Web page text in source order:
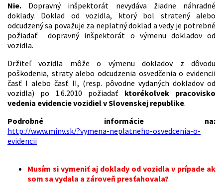
Nie. Dopravný inšpektorát nevydáva žiadne náhradné
doklady. Doklad od vozidla, ktorý bol stratený alebo
odcudzený sa považuje za neplatný doklad a vedy je potrebné
požiadať dopravný inšpektorát o výmenu dokladov od
vozidla.
Držiteľ vozidla môže o výmenu dokladov z dôvodu
poškodenia, straty alebo odcudzenia osvedčenia o evidencii
časť I alebo časť II, (resp. pôvodne vydaných dokladov od
vozidla) po 1.6.2010 požiadať ktorékoľvek pracovisko
vedenia evidencie vozidiel v Slovenskej republike.
Podrobné informácie na:
http://www.minv.sk/?vymena-neplatneho-osvedcenia-o-
evidencii
Musím si vymeniť aj doklady od vozidla v prípade ak
som sa vydala a zároveň presťahovala?